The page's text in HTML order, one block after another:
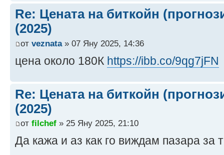
Re: Цената на биткойн
(2025)
от veznata» 07 Яну 2025, 14:36
цена около 180К https://ibb.co/9qg7jFN
Re: Цената на биткойн
(2025)
от filchef » 25 Яну 2025, 21:10
Да кажа и аз как го виждам пазара за